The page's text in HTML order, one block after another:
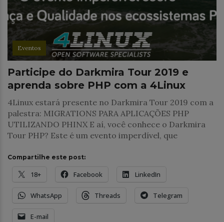
Eventos
Participe do Darkmira Tour 2019 e
aprenda sobre PHP com a 4Linux
4Linux estará presente no Darkmira Tour 2019 com a
palestra: MIGRATIONS PARA APLICAÇÕES PHP
UTILIZANDO PHINX E aí, você conhece o Darkmira
Tour PHP? Este é um evento imperdível, que
Compartilhe este post:
18+ Facebook LinkedIn
WhatsApp Threads Telegram
E-mail